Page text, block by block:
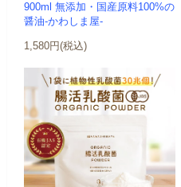
900ml 無添加・国産原料100%の
醤油-かわしま屋-
1,580円(税込)